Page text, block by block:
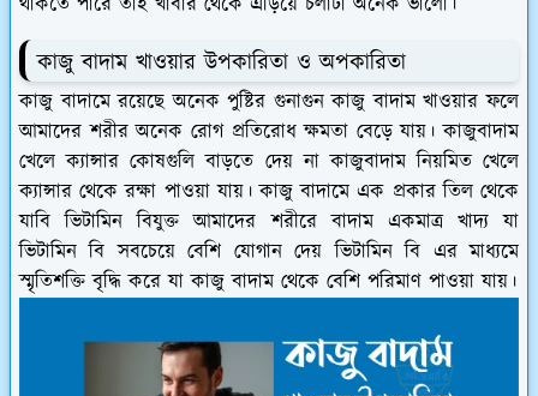
কাজু বাদাম খাওয়ার উপকারিতা ও অপকারিতা
কাজু বাদামে রয়েছে অনেক পুষ্টির গুনাগুন কাজু বাদাম খাওয়ার ফলে
আমাদের শরীর অনেক রোগ প্রতিরোধ ক্ষমতা বেড়ে যায়। কাজুবাদাম
খেলে ক্যান্সার কোষগুলি বাড়তে দেয় না কাজুবাদাম নিয়মিত খেলে
ক্যান্সার থেকে রক্ষা পাওয়া যায়। কাজু বাদামে এক প্রকার তিল থেকে
যাবি ভিটামিন বিযুক্ত আমাদের শরীরে বাদাম একমাত্র খাদ্য যা
ভিটামিন বি সবচেয়ে বেশি যোগান দেয় ভিটামিন বি এর মাধ্যমে
স্মৃতিশক্তি বৃদ্ধি করে যা কাজু বাদাম থেকে বেশি পরিমাণ পাওয়া যায়।